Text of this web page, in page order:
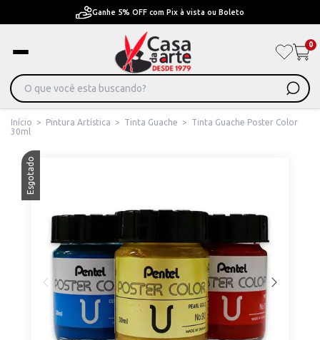
Ganhe 5% OFF com Pix à vista ou Boleto
0
Início > Pintura Artística > Tinta Guache >
Tinta Guache Poster Color
30ml
Esgotado